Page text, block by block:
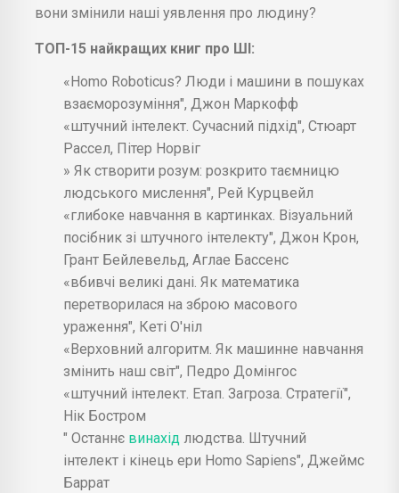
вони змінили наші уявлення про людину?
ТОП-15 найкращих книг про ШІ:
«Homo Roboticus? Люди і машини в пошуках
взаєморозуміння", Джон Маркофф
«штучний інтелект. Сучасний підхід", Стюарт
Рассел, Пітер Норвіг
» Як створити розум: розкрито таємницю
людського мислення", Рей Курцвейл
«глибоке навчання в картинках. Візуальний
посібник зі штучного інтелекту", Джон Крон,
Грант Бейлевельд, Аглае Бассенс
«вбивчі великі дані. Як математика
перетворилася на зброю масового
ураження", Кеті О'ніл
«Верховний алгоритм. Як машинне навчання
змінить наш світ", Педро Домінгос
«штучний інтелект. Етап. Загроза. Стратегії",
Нік Бостром
" Останнє винахід людства. Штучний
інтелект і кінець ери Homo Sapiens", Джеймс
Баррат